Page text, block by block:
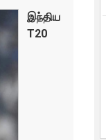
இந்திய
T20